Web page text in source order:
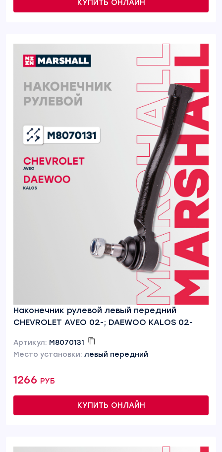
КУПИТЬ ОНЛАЙН
Наконечник рулевой левый передний
CHEVROLET AVEO 02-; DAEWOO KALOS 02-
Артикул: M8070131
Место установки: левый передний
1266 руб
КУПИТЬ ОНЛАЙН